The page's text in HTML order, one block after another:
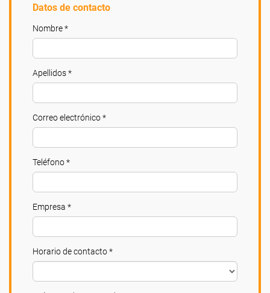
Datos de contacto
Nombre *
Apellidos *
Correo electrónico *
Teléfono *
Empresa *
Horario de contacto *